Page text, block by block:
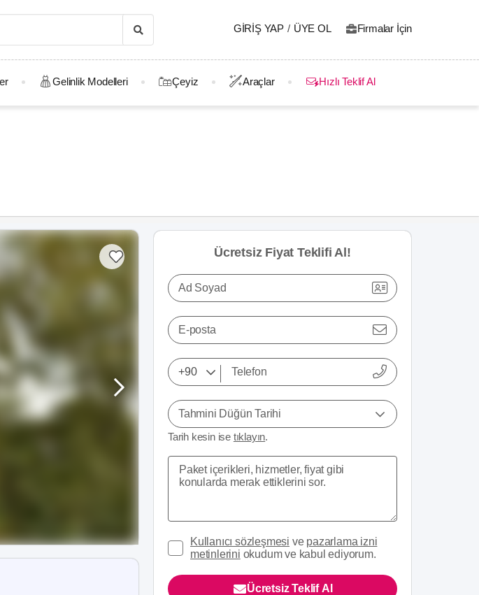
GIRIŞ YAP / ÜYE OL Firmalar İçin
Gelinlik Modelleri Çeyiz Araçlar Hızlı Teklif Al
Ücretsiz Fiyat Teklifi Al!
Ad Soyad
E-posta
Tahmini Düğün Tarihi
Tarih kesin ise tıklayın.
Kullanıcı sözleşmesi ve pazarlama izni
metinlerini okudum ve kabul ediyorum.
Ücretsiz Teklif Al